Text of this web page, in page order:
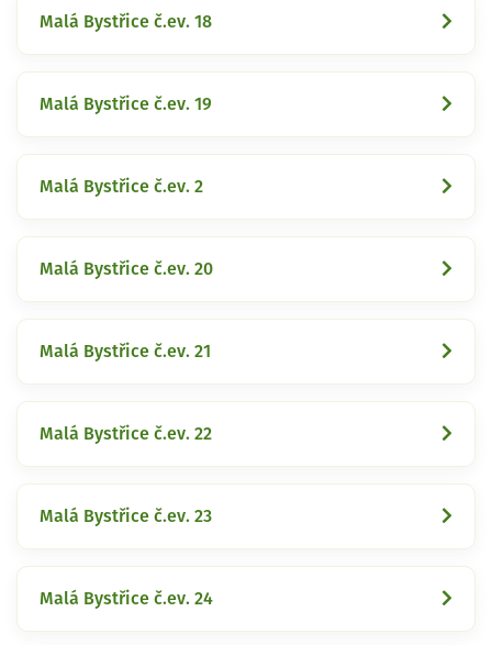
Malá Bystřice č.ev. 18
Malá Bystřice č.ev. 19
Malá Bystřice č.ev. 2
Malá Bystřice č.ev. 20
Malá Bystřice č.ev. 21
Malá Bystřice č.ev. 22
Malá Bystřice č.ev. 23
Malá Bystřice č.ev. 24